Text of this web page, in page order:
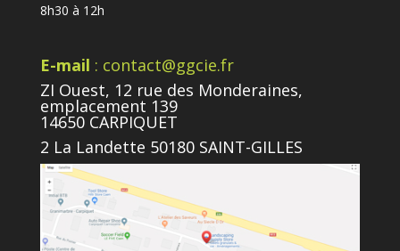
8h30 à 12h
E-mail : contact@ggcie.fr
ZI Ouest, 12 rue des Monderaines,
emplacement 139
14650 CARPIQUET
2 La Landette 50180 SAINT-GILLES